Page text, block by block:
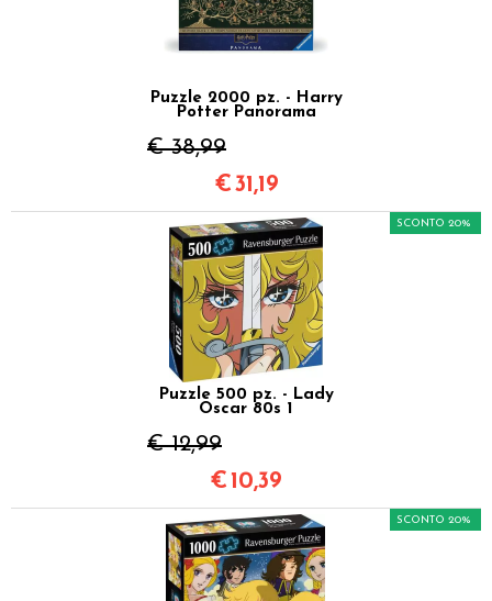
Puzzle 2000 pz. - Harry
Potter Panorama
€ 38,99
€31,19
Puzzle 500 pz. - Lady
Oscar 80s 1
€ 12,99
SCONTO 20%
€ 10,39
SCONTO 20%